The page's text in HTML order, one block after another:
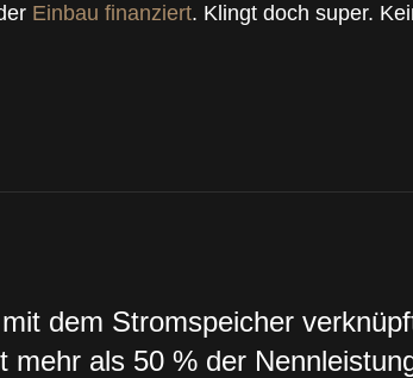
Einbau finanziert. Klingt doch super.
dem Stromspeicher
mehr als 50 % der